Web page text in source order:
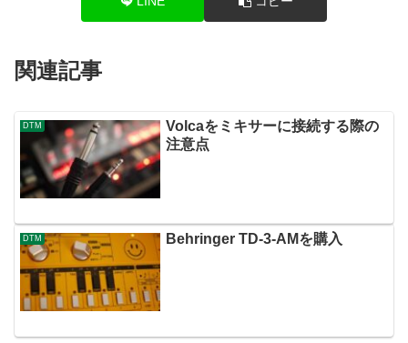
関連記事
DTM
Volcaをミキサーに接続する際の
注意点
DTM Behringer TD-3-AMを購入